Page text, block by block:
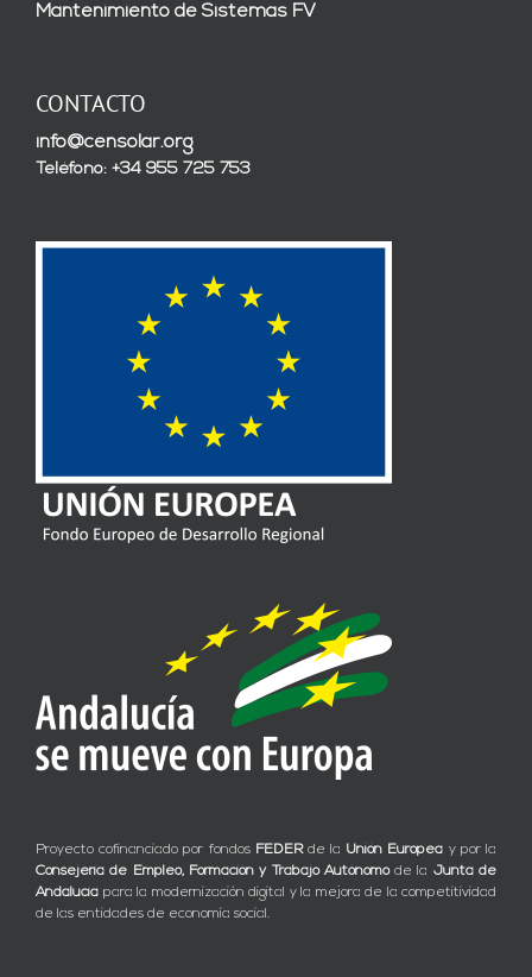
Mantenimiento de Sistemas FV
CONTACTO
info@censolar.org
Teléfono: +34 955 725 753
Proyecto cofinanciado por fondos FEDERde la Unión Europea y por la
Consejería de Empleo, Formación y Trabajo Autónomode la Junta de
Andalucía para la modernización digital y la mejora de la competitividad
de las entidades de economía social.